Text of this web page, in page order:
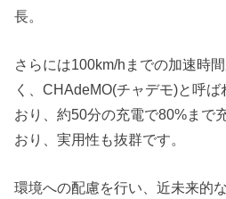
長。
さらには100km/hまでの加速時
く、CHAdeMO(チャデモ)と呼
おり、約50分の充電で80%まで
おり、実用性も抜群です。
環境への配慮を行い、近未来的